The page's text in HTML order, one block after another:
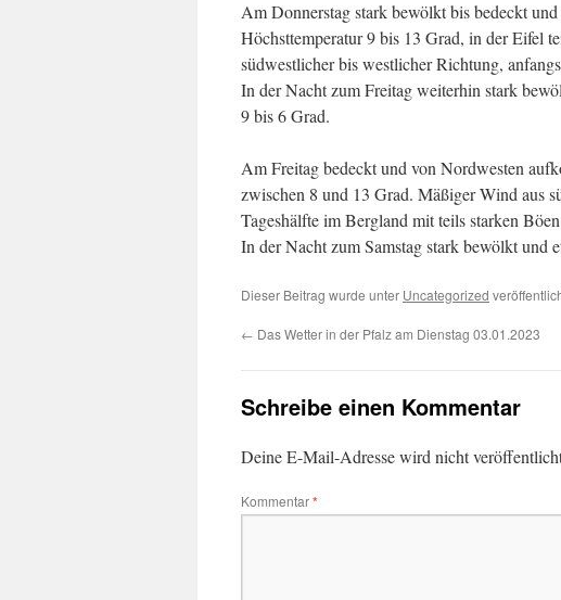
Am Donnerstag stark bewölkt bis bedeckt
Höchsttemperatur 9 bis 13 Grad, in der Eifel
südwestlicher bis westlicher Richtung,
In der Nacht zum Freitag weiterhin stark
9 bis 6 Grad.
Am Freitag bedeckt und von Nordwesten
zwischen 8 und 13 Grad. Mäßiger Wind aus
Tageshälfte im Bergland mit teils starken
In der Nacht zum Samstag stark bewölkt und
Dieser Beitrag wurde unter Uncategorized
← Das Wetter in der Pfalz am Dienstag 03.01.2023
Schreibe einen Kommentar
Deine E-Mail-Adresse wird nicht
Kommentar*